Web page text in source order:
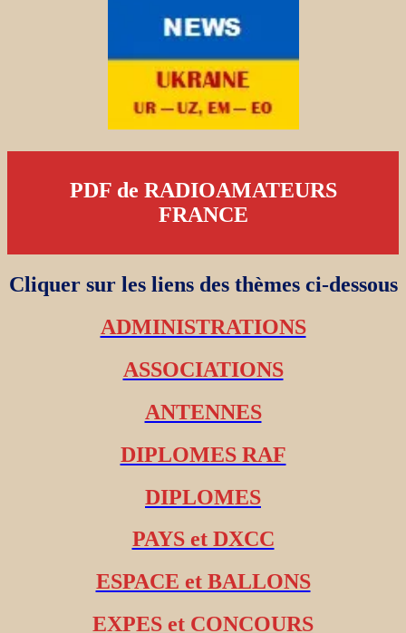
PDF de RADIOAMATEURS
FRANCE
Cliquer sur les liens des thèmes ci-dessous
ADMINISTRATIONS
ASSOCIATIONS
ANTENNES
DIPLOMES RAF
DIPLOMES
PAYS et DXCC
ESPACE et BALLONS
EXPES et CONCOURS